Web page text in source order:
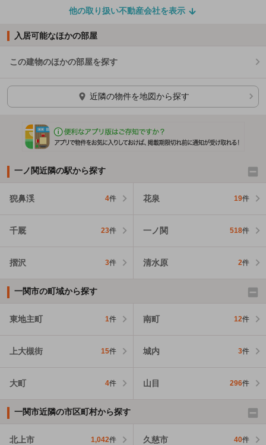
他の取り扱い不動産会社を表示
入居可能なほかの部屋
この建物のほかの部屋を探す
ほかの部屋を検索中…
近隣の物件を地図から探す
一ノ関近隣の駅から探す
猊鼻渓 4件 花泉 19件
千厩 23件 一ノ関 518件
摺沢 3件 清水原 2件
一関市の町域から探す
東地主町 1件 南町 12件
上大槻街 15件 城内 3件
大町 4件 山目 296件
一関市近隣の市区町村から探す
北上市 1,042件 久慈市 40件